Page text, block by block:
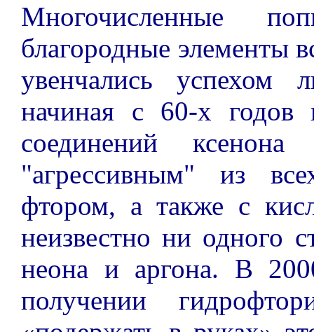
Многочисленные
благородные элементы
увенчались успехом
начиная с 60-х годов
соединений
"агрессивным" из
фтором, а также с
неизвестно ни одного
неона и аргона. В
получении